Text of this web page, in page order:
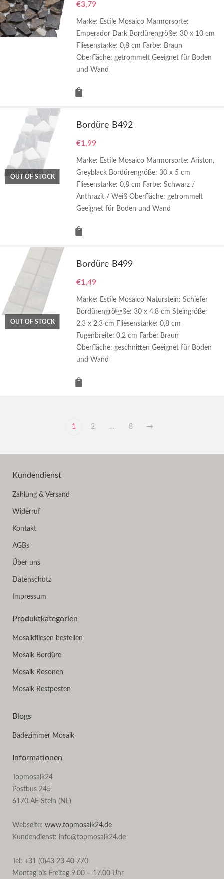
€3,79
Marke: Estile Mosaico Marmorsorte:
Emperador Dark Bordürengröße: 30 x 10 cm
Fliesenstarke: 0,8 cm Farbe: Braun
Oberfläche: getrommelt Geeignet für Boden
und Wand
OUT OF STOCK
Bordüre B492
€1,99
Marke: Estile Mosaico Marmorsorte: Ariston,
Greyblack Bordürengröße: 30 x 5 cm
Fliesenstarke: 0,8 cm Farbe: Schwarz /
Anthrazit / Weiß Oberfläche: getrommelt
Geeignet für Boden und Wand
OUT OF STOCK
Bordüre B499
€1,49
Marke: Estile Mosaico Naturstein: Schiefer
Bordürengröße: 30 x 4,8 cm Steingröße:
2,3 x 2,3 cm Fliesenstarke: 0,8 cm
Fugenbreite: 0,2 cm Farbe: Braun
Oberfläche: geschnitten Geeignet für Boden
und Wand
1 2 … 8 →
Kundendienst
Zahlung & Versand
Widerruf
Kontakt
AGBs
Über uns
Datenschutz
Impressum
Produktkategorien
Mosaikfliesen bestellen
Mosaik Bordüre
Mosaik Rosonen
Mosaik Restposten
Blogs
Badezimmer Mosaik
Informationen
Topmosaik24
Postbus 245
6170 AE Stein (NL)
Webseite: www.topmosaik24.de
Kundendienst: info@topmosaik24.de
Tel: +31 (0)43 23 40 770
Montag bis Freitag 9.00 – 17.00 Uhr